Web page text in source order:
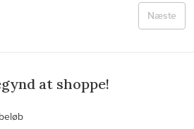
Næste
at shoppe!